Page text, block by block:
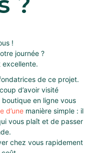
!
journée ?
excellente.
de ce projet.
d’avoir visité
boutique en ligne vous
d’une manière simple : il
vous plaît et de passer
chez vous rapidement